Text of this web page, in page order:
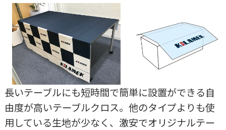
長いテーブルにも短時間で簡単に設置ができる自
由度が高いテーブルクロス。他のタイプよりも使
用している生地が少なく、激安でオリジナルテー